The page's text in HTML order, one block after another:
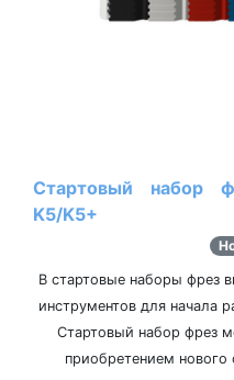
Стартовый набор
K5/K5+
В стартовые наборы фрез
инструментов для начала
Стартовый набор фрез
приобретением нового